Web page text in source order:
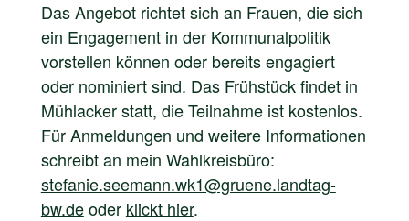
Das Angebot richtet sich an Frauen, die sich
ein Engagement in der Kommunalpolitik
vorstellen können oder bereits engagiert
oder nominiert sind. Das Frühstück findet in
Mühlacker statt, die Teilnahme ist kostenlos.
Für Anmeldungen und weitere Informationen
schreibt an mein Wahlkreisbüro:
stefanie.seemann.wk1@gruene.landtag-
bw.deoder klickt hier.